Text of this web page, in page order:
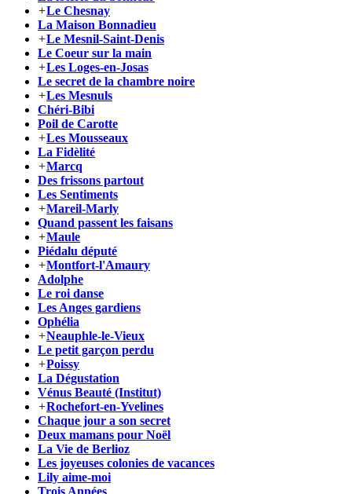
+Le Chesnay
La Maison Bonnadieu
+Le Mesnil-Saint-Denis
Le Coeur sur la main
+Les Loges-en-Josas
Le secret de la chambre noire
+Les Mesnuls
Chéri-Bibi
Poil de Carotte
+Les Mousseaux
La Fidèlité
+Marcq
Des frissons partout
Les Sentiments
+Mareil-Marly
Quand passent les faisans
+Maule
Piédalu député
+Montfort-l'Amaury
Adolphe
Le roi danse
Les Anges gardiens
Ophélia
+Neauphle-le-Vieux
Le petit garçon perdu
+Poissy
La Dégustation
Vénus Beauté (Institut)
+Rochefort-en-Yvelines
Chaque jour a son secret
Deux mamans pour Noël
La Vie de Berlioz
Les joyeuses colonies de vacances
Lily aime-moi